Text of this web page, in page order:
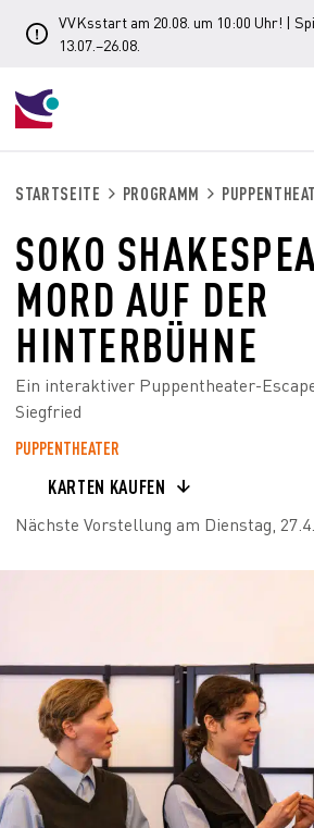
VVKsstart am 20.08. um 10:00 Uhr! |
13.07.–26.08.
STARTSEITE PROGRAMM
SOKO
MORD AUF DER
HINTERBÜHNE
Ein interaktiver Puppentheater-
Siegfried
PUPPENTHEATER
Nächste Vorstellung am Dienstag,
KARTEN KAUFEN